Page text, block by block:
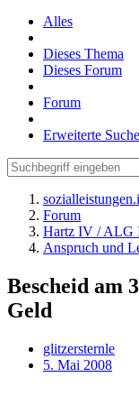
Alles
Dieses Thema
Dieses Forum
Forum
Erweiterte Suche
Forum
Hartz IV / ALG
Anspruch und
Bescheid am
Geld
glitzersternle
5. Mai 2008